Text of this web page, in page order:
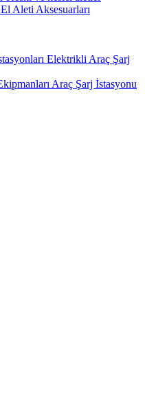
El Aleti Aksesuarları
Elektrikli Araç Şarj
Araç Şarj İstasyonu